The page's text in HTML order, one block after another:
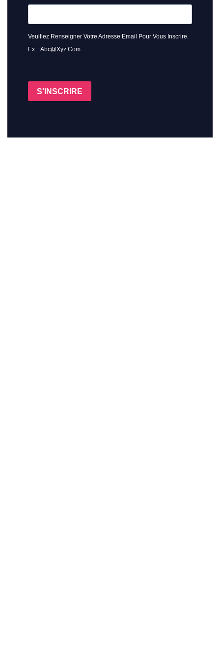
Veuillez Renseigner Votre Adresse Email Pour Vous Inscrire.
Ex. : Abc@xyz.com
S'INSCRIRE